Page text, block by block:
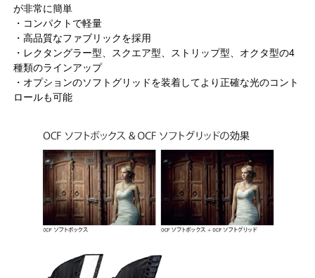
が非常に簡単
・コンパクトで軽量
・高品質なファブリックを採用
・レクタングラー型、スクエア型、ストリップ型、オクタ型の4
種類のラインアップ
・オプションのソフトグリッドを装着してより正確な光のコント
ロールも可能